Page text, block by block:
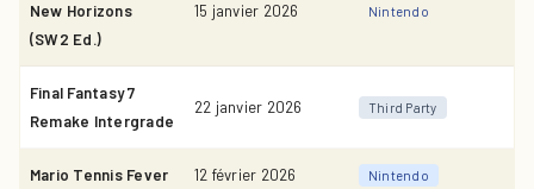
New Horizons
(SW2 Ed.)
15 janvier 2026 Nintendo
Final Fantasy 7
Remake Intergrade
22 janvier 2026 Third Party
Mario Tennis Fever 12 février 2026 Nintendo